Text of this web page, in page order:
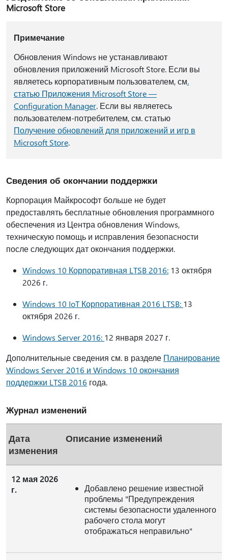
Microsoft Store
Примечание
Обновления Windows не устанавливают
обновления приложений Microsoft Store. Если вы
являетесь корпоративным пользователем, см.
статью Приложения Microsoft Store —
Configuration Manager. Если вы являетесь
пользователем-потребителем, см. статью
Получение обновлений для приложений и игр в
Microsoft Store.
Сведения об окончании поддержки
Корпорация Майкрософт больше не будет
предоставлять бесплатные обновления программного
обеспечения из Центра обновления Windows,
техническую помощь и исправления безопасности
после следующих дат окончания поддержки.
Windows 10 Корпоративная LTSB 2016: 13 октября
2026 г.
Windows 10 IoT Корпоративная 2016 LTSB: 13
октября 2026 г.
Windows Server 2016: 12 января 2027 г.
Дополнительные сведения см. в разделе Планирование
Windows Server 2016 и Windows 10 окончания
поддержки LTSB 2016 года.
Журнал изменений
Дата
изменения
Описание изменений
12 мая 2026
г.
Добавлено решение известной
проблемы "Предупреждения
системы безопасности удаленного
рабочего стола могут
отображаться неправильно"